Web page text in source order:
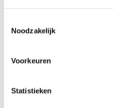
Noodzakelijk
Voorkeuren
Statistieken